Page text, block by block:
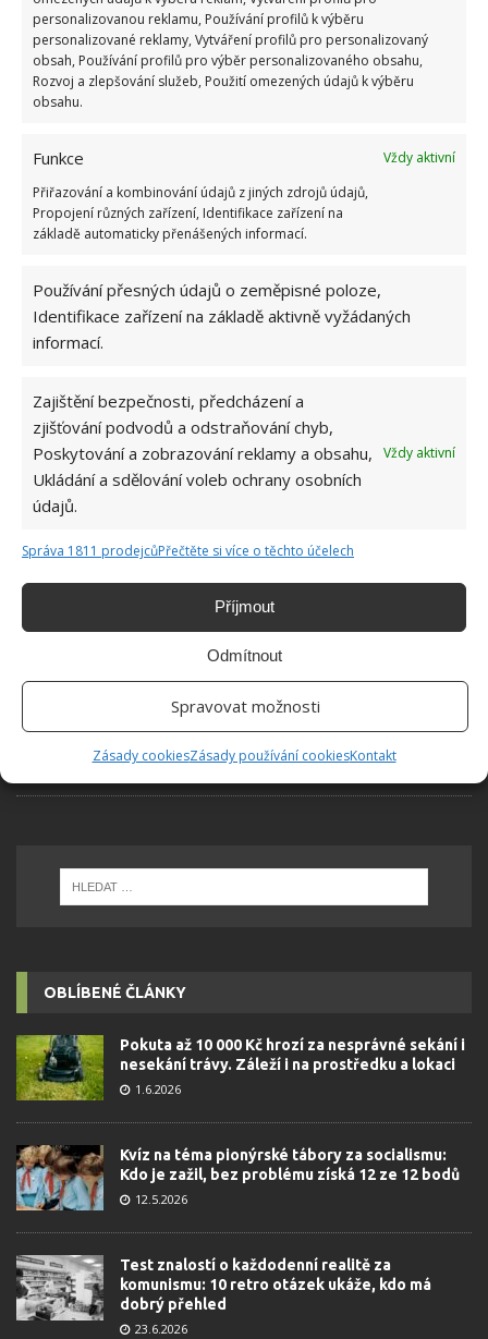
personalizovanou reklamu, Používání profilů k výběru
personalizované reklamy, Vytváření profilů pro personalizovaný
obsah, Používání profilů pro výběr personalizovaného obsahu,
Rozvoj a zlepšování služeb, Použití omezených údajů k výběru
obsahu.
Funkce
Vždy aktivní
Přiřazování a kombinování údajů z jiných zdrojů údajů,
Propojení různých zařízení, Identifikace zařízení na
základě automaticky přenášených informací.
Používání přesných údajů o zeměpisné poloze,
Identifikace zařízení na základě aktivně vyžádaných
informací.
Zajištění bezpečnosti, předcházení a
zjišťování podvodů a odstraňování chyb,
Poskytování a zobrazování reklamy a obsahu,
Ukládání a sdělování voleb ochrany osobních
údajů.
Vždy aktivní
Správa 1811 prodejcůPřečtěte si více o těchto účelech
Příjmout
Odmítnout
Spravovat možnosti
Zásady cookiesZásady používání cookiesKontakt
BARVY INTERIÉR PODZIM
SOUVISEJÍCÍ ČLÁNKY
Trend, který se přesunul ze šatníku do interiéru
Barvy v domácnosti ovlivňují naši psychiku. Do
každé místnosti patří jiná
OBLÍBENÉ ČLÁNKY
Pokuta až 10 000 Kč hrozí za nesprávné sekání i
nesekání trávy. Záleží i na prostředku a lokaci
1.6.2026
Kvíz na téma pionýrské tábory za socialismu:
Kdo je zažil, bez problému získá 12 ze 12 bodů
12.5.2026
Test znalostí o každodenní realitě za
komunismu: 10 retro otázek ukáže, kdo má
dobrý přehled
23.6.2026